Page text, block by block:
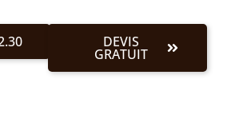
DEVIS
GRATUIT